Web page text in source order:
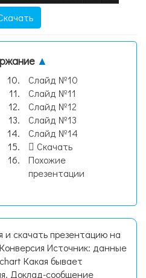
бывает конверсия? -
▲
Слайд №10
Слайд №11
Слайд №12
Слайд №13
Слайд №14
Скачать
Похожие
презентации
скачать презентацию на
Источник: данные
Какая бывает
Доклад-сообщение